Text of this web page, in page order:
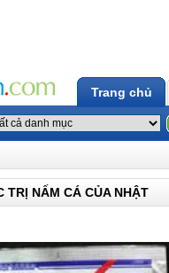
Trang chủ
TRỊ NẤM CÁ CỦA NHẬT